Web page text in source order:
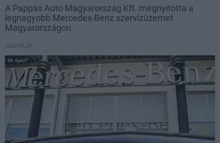
A Pappas Auto Magyarország Kft. megnyitotta a
legnagyobb Mercedes-Benz szervizüzemet
Magyarországon
2022.03.28
Mi épül?